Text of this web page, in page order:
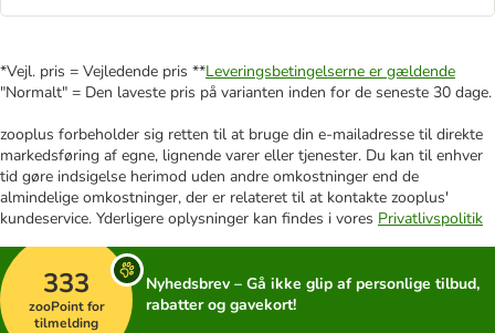
*Vejl. pris = Vejledende pris **Leveringsbetingelserne er gældende
"Normalt" = Den laveste pris på varianten inden for de seneste 30 dage.
zooplus forbeholder sig retten til at bruge din e-mailadresse til direkte
markedsføring af egne, lignende varer eller tjenester. Du kan til enhver
tid gøre indsigelse herimod uden andre omkostninger end de
almindelige omkostninger, der er relateret til at kontakte zooplus'
kundeservice. Yderligere oplysninger kan findes i vores Privatlivspolitik
333
zooPoint for
tilmelding
Nyhedsbrev – Gå ikke glip af personlige tilbud,
rabatter og gavekort!